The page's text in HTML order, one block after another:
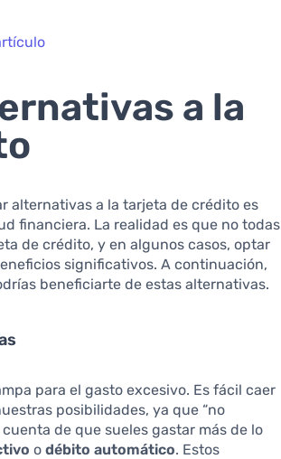
a la
alternativas a la tarjeta de crédito es
financiera. La realidad es que no todas
de crédito, y en algunos casos, optar
significativos. A continuación,
beneficiarte de estas alternativas.
para el gasto excesivo. Es fácil caer
posibilidades, ya que “no
de que sueles gastar más de lo
odébito automático. Estos